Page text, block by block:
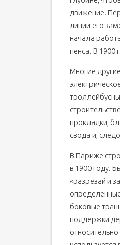
движение.
линии его
начала
пенса. В 1900
Многие
прокладки,
свода и,
В Париже
в 1900 году.
«разрезай и
боковые
поддержки